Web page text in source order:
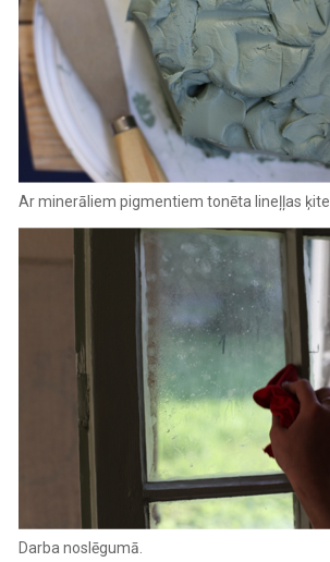
Ar minerāliem pigmentiem tonēta lineļļas ķite
Darba noslēgumā. ‍